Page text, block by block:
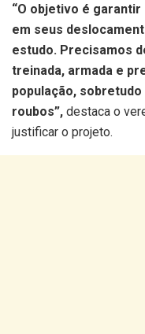
“O objetivo é
em seus
estudo. Precisamos
treinada, armada e
população,
roubos”, destaca o
justificar o projeto.